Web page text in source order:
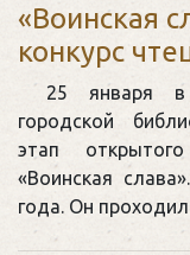
«Воинская
конкурс
25 января в
городской
этап
«Воинская
года. Он